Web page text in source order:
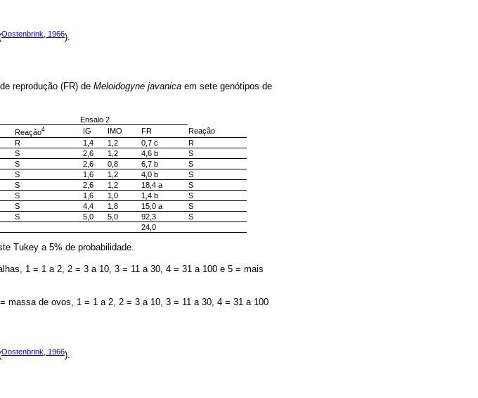
Oostenbrink, 1966).
reprodução (FR) de Meloidogyne javanica em sete genótipos de
Ensaio 2
Reação4 IG IMO FR
Reação
R 1,4 1,2 0,7 c
R
S 2,6 1,2 4,6 b
S
S 2,6 0,8 6,7 b
S
S 1,6 1,2 4,0 b
S
S 2,6 1,2 18,4 a
S
S 1,6 1,0 1,4 b
S
S 4,4 1,8 15,0 a
S
S 5,0 5,0 92,3
S
24,0
Tukey a 5% de probabilidade.
1 = 1 a 2, 2 = 3 a 10, 3 = 11 a 30, 4 = 31 a 100 e 5 = mais
massa de ovos, 1 = 1 a 2, 2 = 3 a 10, 3 = 11 a 30, 4 = 31 a 100
Oostenbrink, 1966).